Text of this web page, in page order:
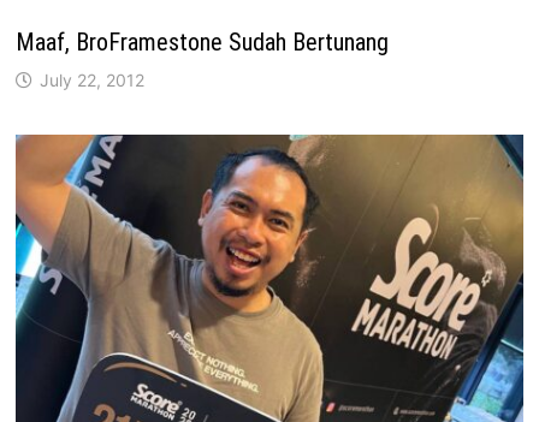
Maaf, BroFramestone Sudah Bertunang
July 22, 2012